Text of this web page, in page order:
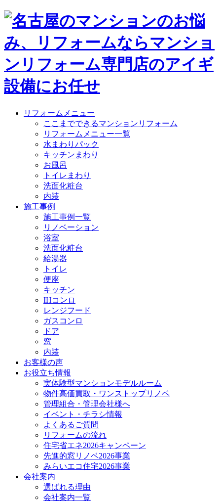
リフォームメニュー
ここまでできるマンションリフォーム
リフォームメニュー一覧
水まわりパック
キッチンまわり
お風呂
トイレまわり
洗面化粧台
内装
施工事例
施工事例一覧
リノベーション
浴室
洗面化粧台
給湯器
トイレ
便座
キッチン
IHコンロ
レンジフード
ガスコンロ
ドア
窓
内装
お客様の声
お役立ち情報
実体験型マンションモデルルーム
物件高価買取・ワンストップリノベ
管理組合・管理会社様へ
イベント・チラシ情報
よくあるご質問
リフォームの流れ
住宅省エネ2026キャンペーン
先進的窓リノベ2026事業
みらいエコ住宅2026事業
会社案内
選ばれる理由
会社案内一覧